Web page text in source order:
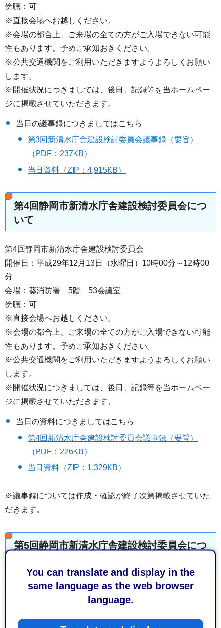
You can translate and display in the
same language as the web browser
language.
傍聴：可
※直接会場へお越しください。
※会場の都合上、ご来場の全ての方がご入場できない可能
性もあります。予めご承知おきください。
※公共交通機関をご利用いただきますようよろしくお願い
します。
※開催状況につきましては、後日、記録等を当ホームペー
ジに掲載させていただきます。
当日の議事録につきましてはこちら
第3回新清水庁舎建設検討委員会議事録（要旨）
（PDF：237KB）
当日資料（ZIP：4,915KB）
第4回静岡市新清水庁舎建設検討委員会につ
いて
第4回静岡市新清水庁舎建設検討委員会
開催日：平成29年12月13日（水曜日）10時00分～12時00
分
会場：葵消防署 5階 53会議室
傍聴：可
※直接会場へお越しください。
※会場の都合上、ご来場の全ての方がご入場できない可能
性もあります。予めご承知おきください。
※公共交通機関をご利用いただきますようよろしくお願い
します。
※開催状況につきましては、後日、記録等を当ホームペー
ジに掲載させていただきます。
当日の資料につきましてはこちら
第4回新清水庁舎建設検討委員会議事録（要旨）
（PDF：226KB）
当日資料（ZIP：1,329KB）
※議事録については作成・確認が終了次第掲載させていた
だきます。
第5回静岡市新清水庁舎建設検討委員会につ
第5回静岡市新清水庁舎建設検討委員会
開催日：平成30年1月24日（水曜日）10時00分～12時00分
会場：清水庁舎 3階 313会議室